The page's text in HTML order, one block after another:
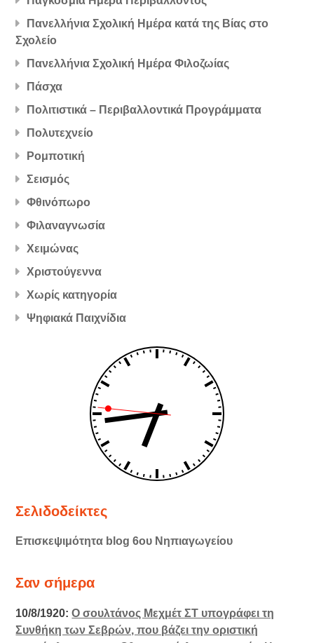
Πανελλήνια Σχολική Ημέρα κατά της Βίας στο
Σχολείο
Πανελλήνια Σχολική Ημέρα Φιλοζωίας
Πάσχα
Πολιτιστικά – Περιβαλλοντικά Προγράμματα
Πολυτεχνείο
Ρομποτική
Σεισμός
Φθινόπωρο
Φιλαναγνωσία
Χειμώνας
Χριστούγεννα
Χωρίς κατηγορία
Ψηφιακά Παιχνίδια
Σελιδοδείκτες
Επισκεψιμότητα blog 6ου Νηπιαγωγείου
Σαν σήμερα
10/8/1920:Ο σουλτάνος Μεχμέτ ΣΤ υπογράφει τη
Συνθήκη των Σεβρών, που βάζει την οριστική